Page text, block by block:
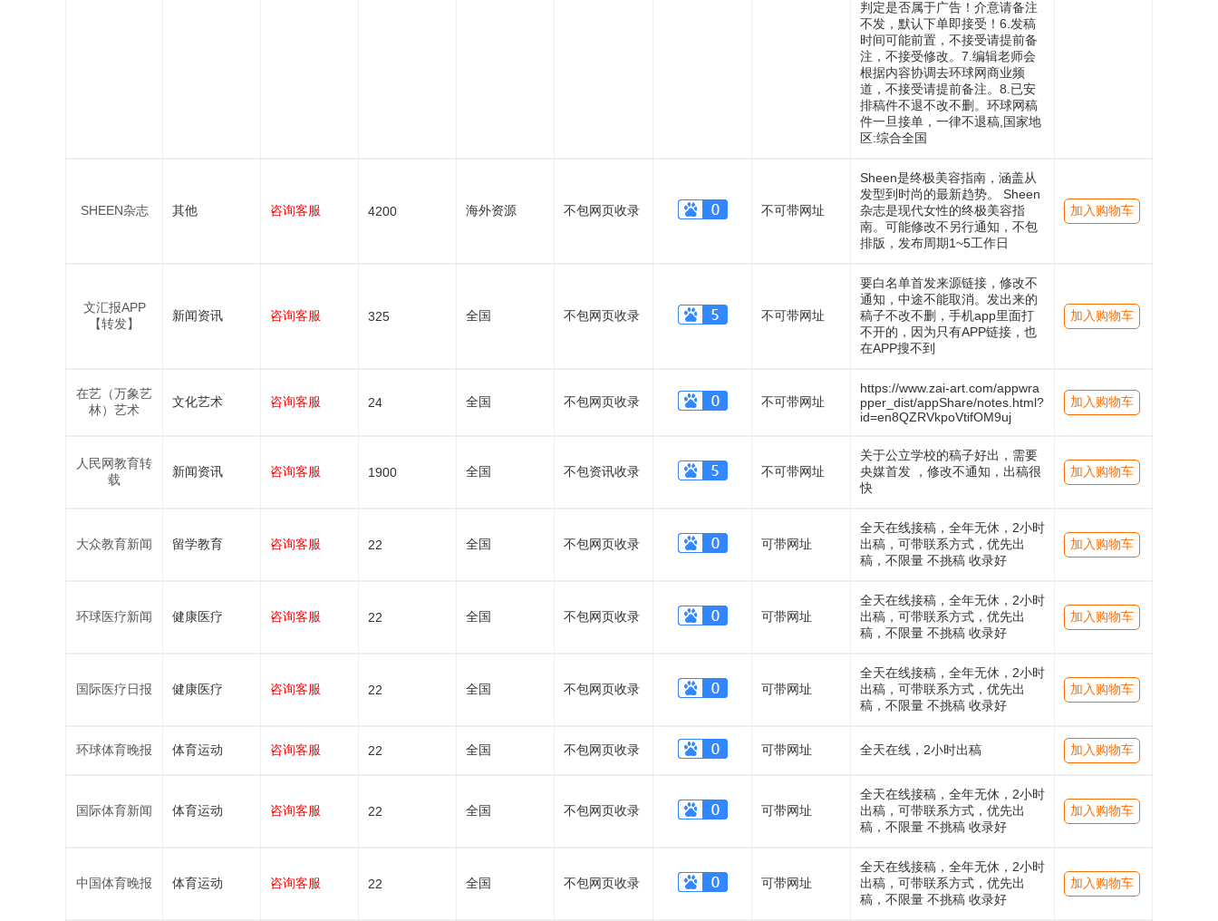
判定是否属于广告！介意请备注
不发，默认下单即接受！6.发稿
时间可能前置，不接受请提前备
注，不接受修改。7.编辑老师会
根据内容协调去环球网商业频
道，不接受请提前备注。8.已安
排稿件不退不改不删。环球网稿
件一旦接单，一律不退稿,国家地
区:综合全国
SHEEN杂志 其他 咨询客服 4200 海外资源 不包网页收录 不可带网址
Sheen是终极美容指南，涵盖从
发型到时尚的最新趋势。 Sheen
杂志是现代女性的终极美容指
南。可能修改不另行通知，不包
排版，发布周期1~5工作日
加入购物车
文汇报APP
【转发】
新闻资讯 咨询客服 325 全国 不包网页收录 不可带网址
要白名单首发来源链接，修改不
通知，中途不能取消。发出来的
稿子不改不删，手机app里面打
不开的，因为只有APP链接，也
在APP搜不到
加入购物车
在艺（万象艺
林）艺术
文化艺术 咨询客服 24 全国 不包网页收录 不可带网址
https://www.zai-art.com/appwra
pper_dist/appShare/notes.html?
id=en8QZRVkpoVtifOM9uj
加入购物车
人民网教育转
载
新闻资讯 咨询客服 1900 全国 不包资讯收录 不可带网址
关于公立学校的稿子好出，需要
央媒首发 ，修改不通知，出稿很
快
加入购物车
大众教育新闻 留学教育 咨询客服 22 全国 不包网页收录 可带网址
全天在线接稿，全年无休，2小时
出稿，可带联系方式，优先出
稿，不限量 不挑稿 收录好
加入购物车
环球医疗新闻 健康医疗 咨询客服 22 全国 不包网页收录 可带网址
全天在线接稿，全年无休，2小时
出稿，可带联系方式，优先出
稿，不限量 不挑稿 收录好
加入购物车
国际医疗日报 健康医疗 咨询客服 22 全国 不包网页收录 可带网址
全天在线接稿，全年无休，2小时
出稿，可带联系方式，优先出
稿，不限量 不挑稿 收录好
加入购物车
环球体育晚报 体育运动 咨询客服 22 全国 不包网页收录 可带网址 全天在线，2小时出稿 加入购物车
国际体育新闻 体育运动 咨询客服 22 全国 不包网页收录 可带网址
全天在线接稿，全年无休，2小时
出稿，可带联系方式，优先出
稿，不限量 不挑稿 收录好
加入购物车
中国体育晚报 体育运动 咨询客服 22 全国 不包网页收录 可带网址
全天在线接稿，全年无休，2小时
出稿，可带联系方式，优先出
稿，不限量 不挑稿 收录好
加入购物车